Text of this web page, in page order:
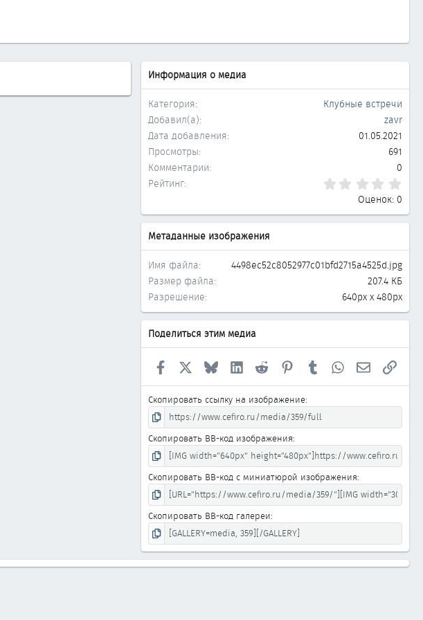
Информация о медиа
Категория
Клубные встречи
Добавил(а)
zavr
Дата добавления
01.05.2021
Просмотры
691
Комментарии
0
Рейтинг
Оценок: 0
Метаданные изображения
Имя файла
4498ec52c8052977c01bfd2715a4525d.jpg
Размер файла
207.4 КБ
Разрешение
640px x 480px
Поделиться этим медиа
Facebook BlueskyLinkedInReddit PinterestTumblr WhatsApp
Скопировать ссылку на изображение
Скопировать BB-код изображения
Скопировать BB-код с миниатюрой изображения
Скопировать BB-код галереи